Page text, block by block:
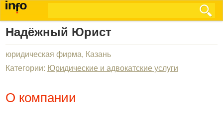
Надёжный Юрист
юридическая фирма, Казань
Категории: Юридические и адвокатские услуги
О компании